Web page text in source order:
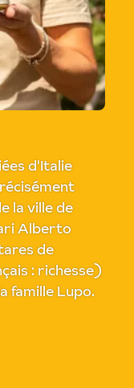
d'Italie
la ville de
Alberto
de
: richesse)
famille Lupo.